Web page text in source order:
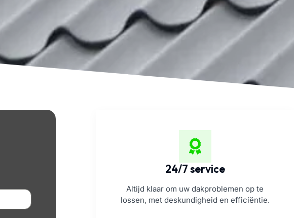
24/7 service
Altijd klaar om uw dakproblemen op te
lossen, met deskundigheid en efficiëntie.